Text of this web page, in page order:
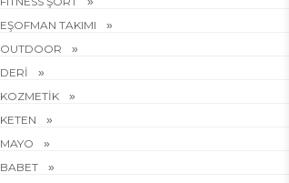
EŞOFMAN TAKIMI
OUTDOOR
DERİ
KOZMETİK
KETEN
MAYO
BABET